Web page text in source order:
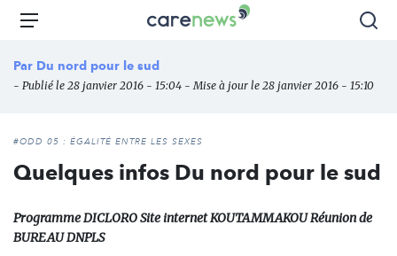
Aller
principal
Carenews,
média
des
l'engagement
Menu
Par Du nord pour le sud
- Publié le 28 janvier 2016 - 15:04 - Mise à jour le 28 janvier 2016 - 15:10
#ODD 05 : ÉGALITÉ ENTRE LES SEXES
Quelques infos Du nord pour le sud
Programme DICLORO Site internet KOUTAMMAKOU Réunion de
BUREAU DNPLS